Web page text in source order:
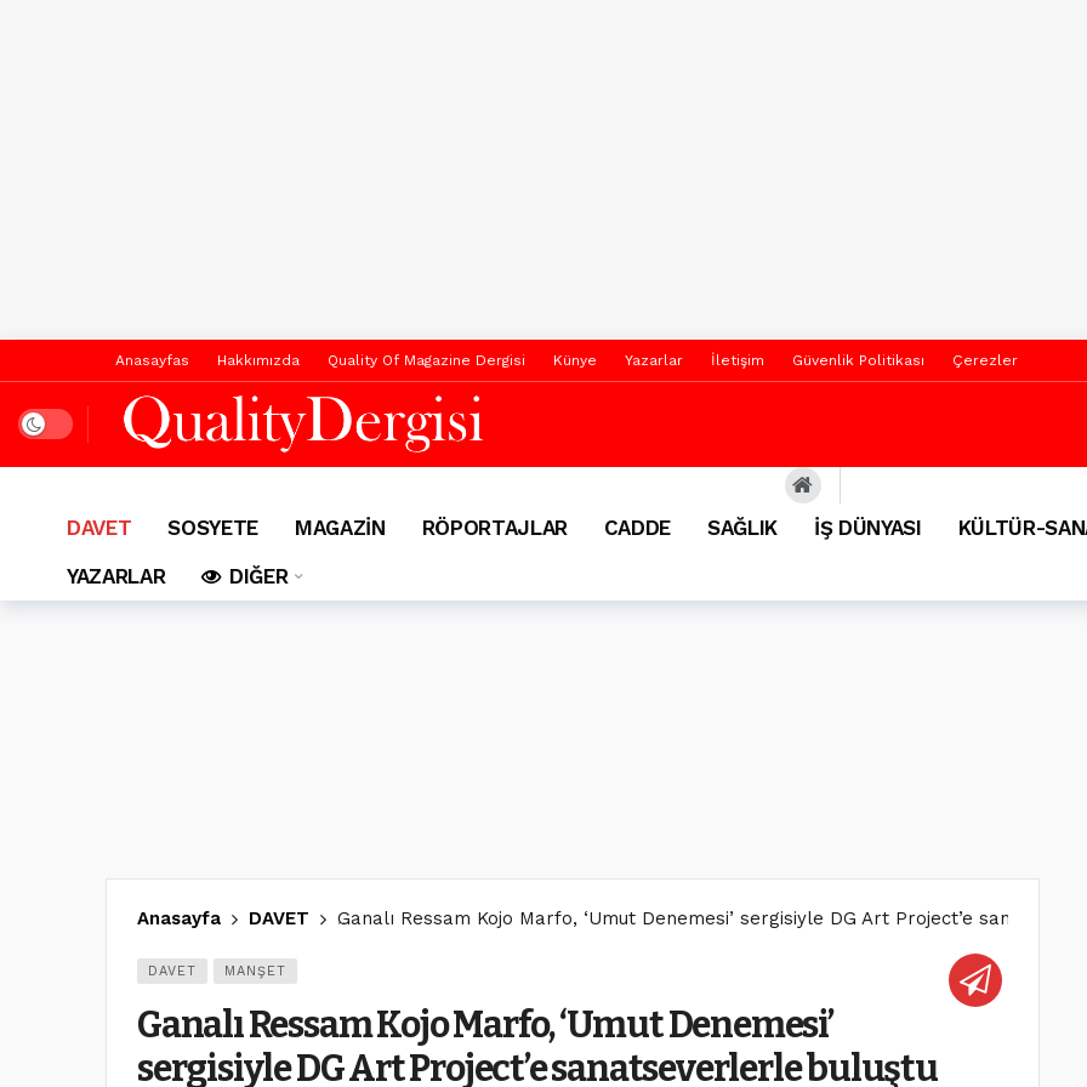
Anasayfas Hakkımızda Quality Of Magazine Dergisi Künye Yazarlar İletişim Güvenlik Politikası Çerezler
Dark mode
DAVET SOSYETE MAGAZİN RÖPORTAJLAR CADDE SAĞLIK İŞ DÜNYASI KÜLTÜR-
YAZARLAR
DIĞER
Anasayfa DAVET Ganalı Ressam Kojo Marfo, ‘Umut Denemesi’ sergisiyle DG Art Project’e
DAVET MANŞET
Ganalı Ressam Kojo Marfo, ‘Umut Denemesi’
sergisiyle DG Art Project’e sanatseverlerle buluştu